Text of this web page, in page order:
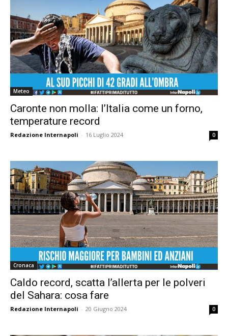
Meteo
Caronte non molla: l’Italia come un forno,
temperature record
Redazione Internapoli - 16 Luglio 2024 0
Cronaca
Caldo record, scatta l’allerta per le polveri
del Sahara: cosa fare
Redazione Internapoli - 20 Giugno 2024 0